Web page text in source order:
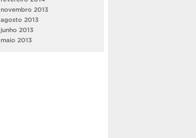
novembro 2013
agosto 2013
junho 2013
maio 2013